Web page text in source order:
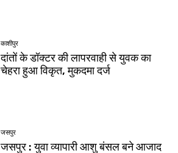
काशीपुर
दांतों के डॉक्टर की लापरवाही से युवक का
चेहरा हुआ विकृत, मुकदमा दर्ज
जसपुर
जसपुर : युवा व्यापारी आशु बंसल बने आजाद